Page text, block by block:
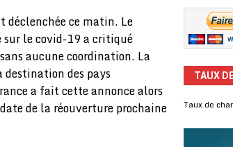
déclenchée ce matin. Le
sur le covid-19 a critiqué
aucune coordination. La
destination des pays
a fait cette annonce alors
de la réouverture prochaine
TAUX
Taux de